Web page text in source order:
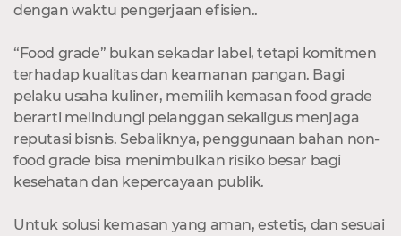
dengan waktu pengerjaan efisien..
“Food grade” bukan sekadar label, tetapi komitmen
terhadap kualitas dan keamanan pangan. Bagi
pelaku usaha kuliner, memilih kemasan food grade
berarti melindungi pelanggan sekaligus menjaga
reputasi bisnis. Sebaliknya, penggunaan bahan non-
food grade bisa menimbulkan risiko besar bagi
kesehatan dan kepercayaan publik.
Untuk solusi kemasan yang aman, estetis, dan sesuai